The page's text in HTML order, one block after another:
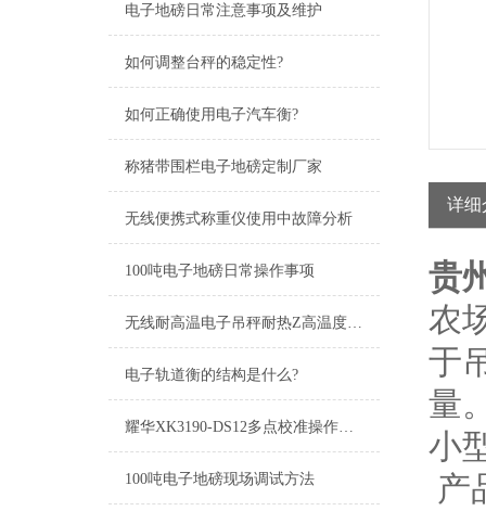
电子地磅日常注意事项及维护
如何调整台秤的稳定性?
如何正确使用电子汽车衡?
称猪带围栏电子地磅定制厂家
无线便携式称重仪使用中故障分析
100吨电子地磅日常操作事项
无线耐高温电子吊秤耐热Z高温度1600℃
电子轨道衡的结构是什么?
耀华XK3190-DS12多点校准操作方法
100吨电子地磅现场调试方法
详细
贵
农
于
量
小
产